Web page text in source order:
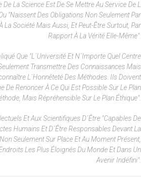
De La Science Est De Se Mettre Au Service De L
"naissent Des Obligations Non Seulement Par
La Société Mais Aussi, Et Peut-Être Surtout, Par
Rapport À La Vérité Elle-Même".
Que "l´université Et N´importe Quel Centre
Transmettre Des Connaissances Mais
L´honnêteté Des Méthodes. Ils Doivent
De Renoncer À Ce Qui Est Possible Sur Le Plan
Mais Répréhensible Sur Le Plan Éthique".
Et Aux Scientifiques D´être "capables De
Humains Et D´être Responsables Devant La
Seulement Sur Place Et Au Moment Présent,
Les Plus Éloignés Du Monde Et Dans Un
Avenir Indéfini".